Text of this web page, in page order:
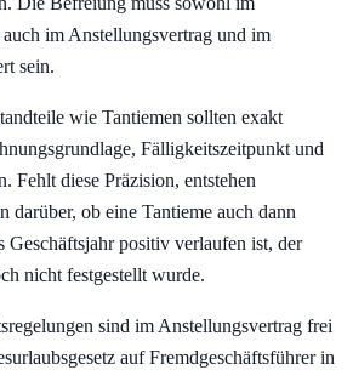
im Anstellungsvertrag und im
sein.
wie Tantiemen sollten exakt
Fälligkeitszeitpunkt und
Fehlt diese Präzision, entstehen
darüber, ob eine Tantieme auch dann
Geschäftsjahr positiv verlaufen ist, der
nicht festgestellt wurde.
sind im Anstellungsvertrag frei
auf Fremdgeschäftsführer in